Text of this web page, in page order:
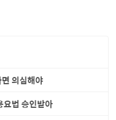
의심해야
요법 승인받아